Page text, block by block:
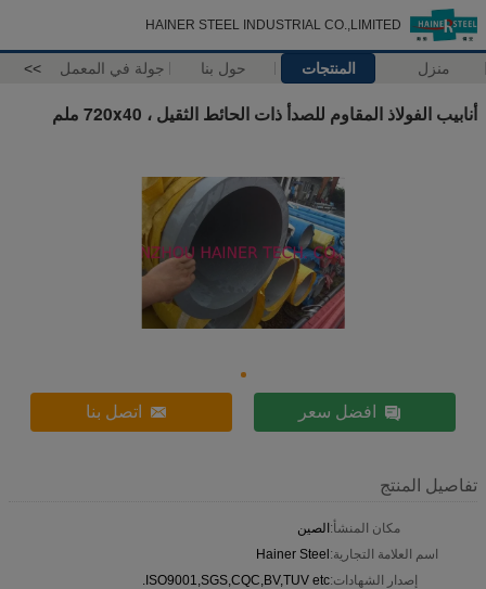
HAINER STEEL INDUSTRIAL CO.,LIMITED
منزل المنتجات حول بنا جولة في المعمل >>
أنابيب الفولاذ المقاوم للصدأ ذات الحائط الثقيل ، 720x40 ملم
افضل سعر اتصل بنا
تفاصيل المنتج
مكان المنشأ:الصين
اسم العلامة التجارية:Hainer Steel
إصدار الشهادات:ISO9001,SGS,CQC,BV,TUV etc.